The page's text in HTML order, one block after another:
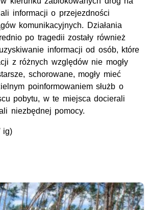
informacji o przejezdności
komunikacyjnych. Działania
po tragedii zostały również
informacji od osób, które
z różnych względów nie mogły
schorowane, mogły mieć
poinformowaniem służb o
pobytu, w te miejsca docierali
niezbędnej pomocy.
ig)